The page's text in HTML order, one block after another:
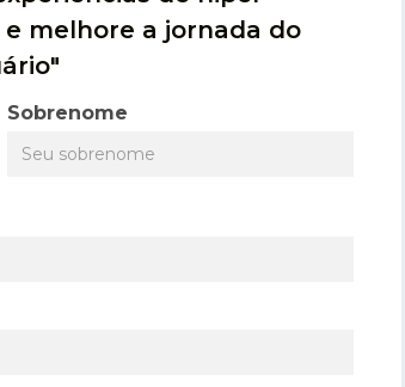
melhore a jornada do
Sobrenome